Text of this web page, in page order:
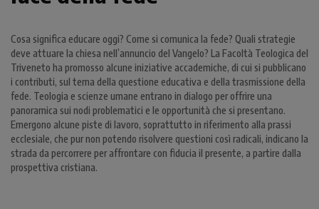
Cosa significa educare oggi? Come si comunica la fede? Quali strategie
deve attuare la chiesa nell’annuncio del Vangelo? La Facoltà Teologica del
Triveneto ha promosso alcune iniziative accademiche, di cui si pubblicano
i contributi, sul tema della questione educativa e della trasmissione della
fede. Teologia e scienze umane entrano in dialogo per offrire una
panoramica sui nodi problematici e le opportunità che si presentano.
Emergono alcune piste di lavoro, soprattutto in riferimento alla prassi
ecclesiale, che pur non potendo risolvere questioni così radicali, indicano la
strada da percorrere per affrontare con fiducia il presente, a partire dalla
prospettiva cristiana.